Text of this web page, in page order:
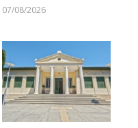
07/08/2026